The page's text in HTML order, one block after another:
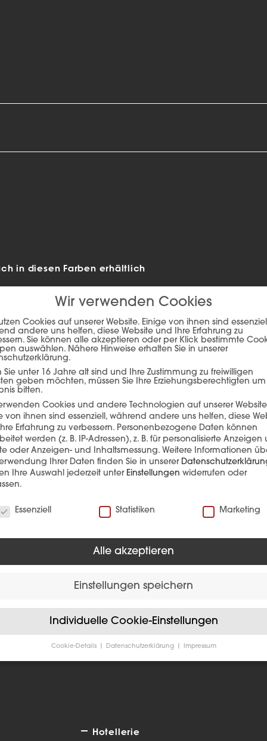
in diesen Farben erhältlich
auf den unteren Button, um den Inhalt von
Inhalt laden
Hotellerie
Wir verwenden Cookies
Cookies auf unserer Website. Einige von ihnen sind
andere uns helfen, diese Website und Ihre Erfahrung zu
Sie können alle akzeptieren oder per Klick bestimmte
auswählen. Nähere Hinweise erhalten Sie in unserer
Sie unter 16 Jahre alt sind und Ihre Zustimmung zu freiwilligen
geben möchten, müssen Sie Ihre Erziehungsberechtigten um
bitten.
Cookies und andere Technologien auf unserer
von ihnen sind essenziell, während andere uns helfen, diese
Erfahrung zu verbessern. Personenbezogene Daten können
werden (z. B. IP-Adressen), z. B. für personalisierte Anzeigen
oder Anzeigen- und Inhaltsmessung. Weitere Informationen
Ihrer Daten finden Sie in unserer
Ihre Auswahl jederzeit unter Einstellungen widerrufen oder
Essenziell
Statistiken Marketing
Alle akzeptieren
Einstellungen speichern
Individuelle Cookie-Einstellungen
Cookie-Details Datenschutzerklärung Impressum
Datenschutzeinstellungen
Erfahrung zu verbessern. Personenbezogene Daten können